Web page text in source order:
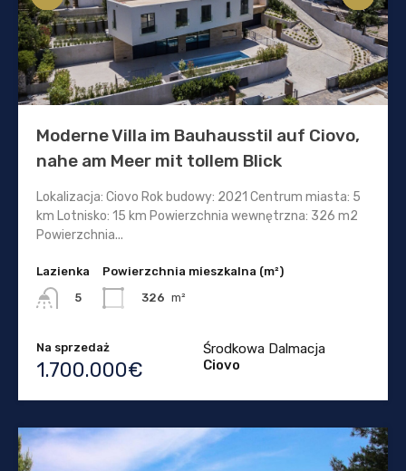
Moderne Villa im Bauhausstil auf Ciovo,
nahe am Meer mit tollem Blick
Lokalizacja: Ciovo Rok budowy: 2021 Centrum miasta: 5
km Lotnisko: 15 km Powierzchnia wewnętrzna: 326 m2
Powierzchnia...
Lazienka
5
Powierzchnia mieszkalna (m²)
326 m²
Na sprzedaż
1.700.000€
Środkowa Dalmacja
Ciovo